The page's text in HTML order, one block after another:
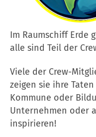
Im Raumschiff Erde
alle sind Teil der
Viele der Crew-
zeigen sie ihre
Kommune oder
Unternehmen oder
inspirieren!